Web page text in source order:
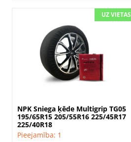
UZ VIETAS
NPK Sniega ķēde Multigrip TG05
195/65R15 205/55R16 225/45R17
225/40R18
Pieejamība: 1